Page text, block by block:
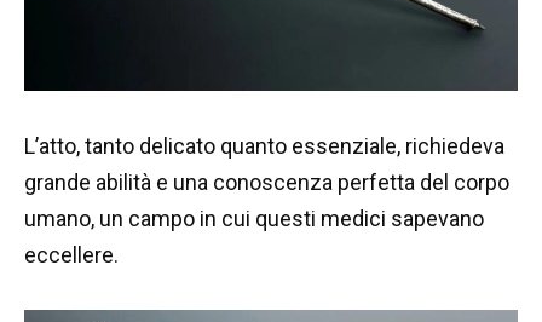
L’atto, tanto delicato quanto essenziale, richiedeva
grande abilità e una conoscenza perfetta del corpo
umano, un campo in cui questi medici sapevano
eccellere.